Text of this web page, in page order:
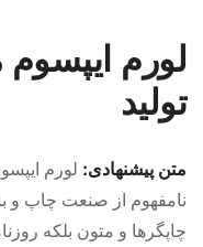
لورم
تولید
متن پیشنهادی: لورم
نامفهوم از صنعت چاپ و
چاپگرها و متون بلکه